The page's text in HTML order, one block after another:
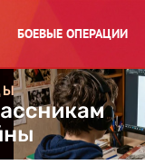
БОЕВЫЕ ОПЕРАЦИИ